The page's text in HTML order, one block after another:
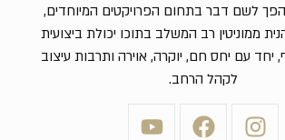
לשם דבר בתחום הפרויקטים המיוחדים,
ממוניטין רב המשלב בתוכו יכולת ביצועית
יחד עם יחס חם, יוקרה, אוירה ותרבות עיצוב
לקהל הרחב.